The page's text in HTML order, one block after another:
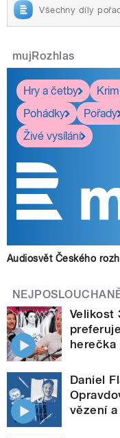
Všechny díly
mujRozhlas
Hry a četby
Pohádky
Pořady
Živé vysílání
Audiosvět Českého
Velikost
herečka
Daniel
vězení